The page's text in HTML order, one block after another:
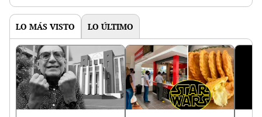
LO MÁS VISTO LO ÚLTIMO